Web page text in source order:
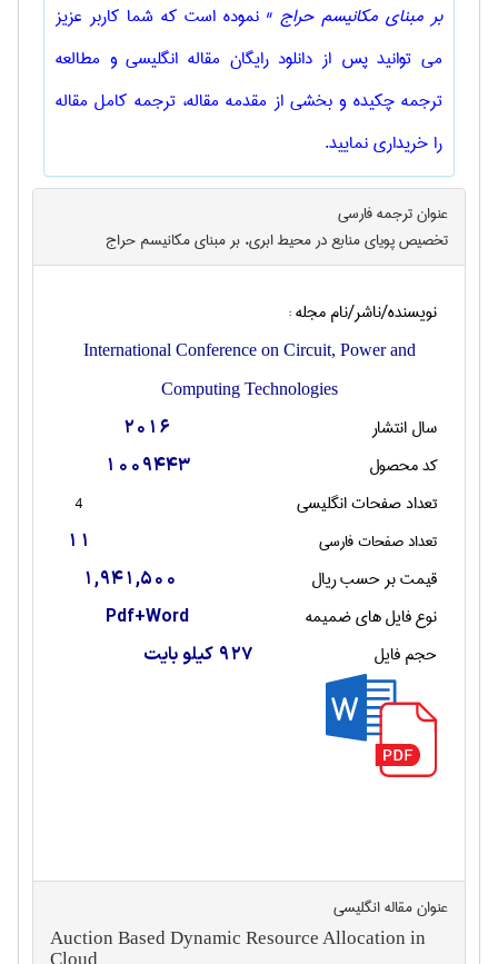
بر مبنای مکانیسم حراج " نموده است که شما کاربر عزیز
می توانید پس از دانلود رایگان مقاله انگلیسی و مطالعه
ترجمه چکیده و بخشی از مقدمه مقاله، ترجمه کامل مقاله
را خریداری نمایید.
عنوان ترجمه فارسی
تخصیص پویای منابع در محیط ابری، بر مبنای مکانیسم حراج
نویسنده/ناشر/نام مجله :
International Conference on Circuit, Power and
Computing Technologies
سال انتشار 2016
کد محصول 1009443
تعداد صفحات انگليسی
4
تعداد صفحات فارسی
11
قیمت بر حسب ریال 1,941,500
نوع فایل های ضمیمه Pdf+Word
حجم فایل 927 کیلو بایت
عنوان مقاله انگليسی
Auction Based Dynamic Resource Allocation in
Cloud